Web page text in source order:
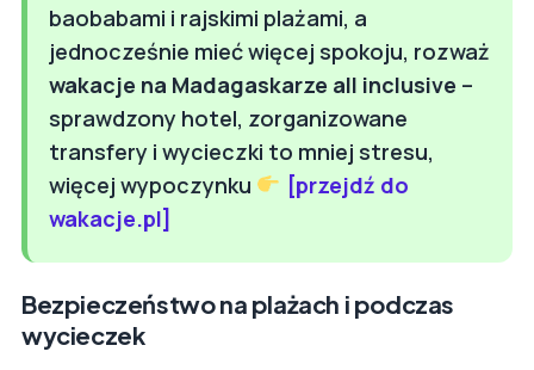
baobabami i rajskimi plażami, a
jednocześnie mieć więcej spokoju, rozważ
wakacje na Madagaskarze all inclusive –
sprawdzony hotel, zorganizowane
transfery i wycieczki to mniej stresu,
więcej wypoczynku
[przejdź do
wakacje.pl]
Bezpieczeństwo na plażach i podczas
wycieczek